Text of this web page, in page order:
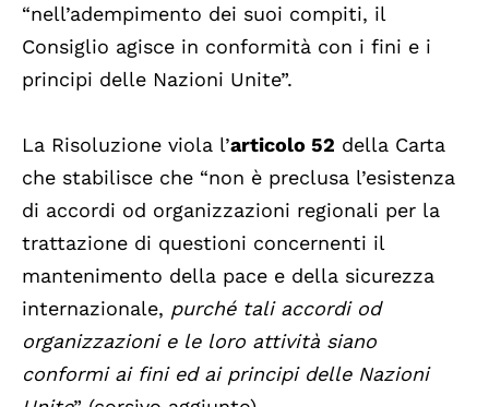
“nell’adempimento dei suoi compiti, il
Consiglio agisce in conformità con i fini e i
principi delle Nazioni Unite”.
La Risoluzione viola l’articolo 52 della Carta
che stabilisce che “non è preclusa l’esistenza
di accordi od organizzazioni regionali per la
trattazione di questioni concernenti il
mantenimento della pace e della sicurezza
internazionale, purché tali accordi od
organizzazioni e le loro attività siano
conformi ai fini ed ai principi delle Nazioni